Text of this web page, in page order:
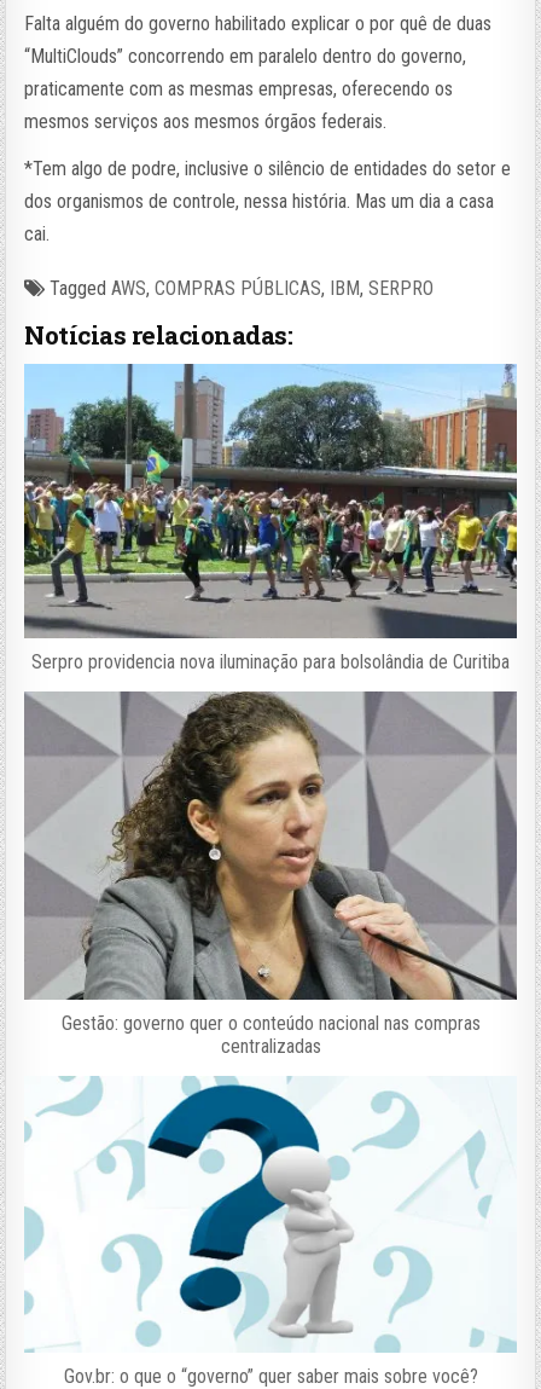
Falta alguém do governo habilitado explicar o por quê de duas
“MultiClouds” concorrendo em paralelo dentro do governo,
praticamente com as mesmas empresas, oferecendo os
mesmos serviços aos mesmos órgãos federais.
*Tem algo de podre, inclusive o silêncio de entidades do setor e
dos organismos de controle, nessa história. Mas um dia a casa
cai.
TaggedAWS,COMPRAS PÚBLICAS, IBM,SERPRO
Notícias relacionadas:
Serpro providencia nova iluminação para bolsolândia de Curitiba
Gestão: governo quer o conteúdo nacional nas compras
centralizadas
Gov.br: o que o “governo” quer saber mais sobre você?